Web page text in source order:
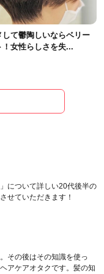
して鬱陶しいならベリー
！女性らしさを失...
について詳しい20代後半の
せていただきます！
その後はその知識を使っ
アケアオタクです。髪の知